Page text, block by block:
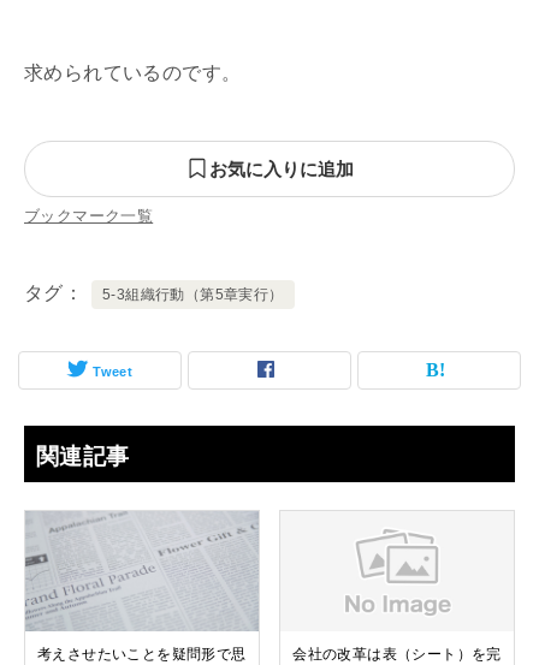
求められているのです。
お気に入りに追加
ブックマーク一覧
タグ 5-3組織行動（第5章実行）
Tweet
関連記事
考えさせたいことを疑問形で思
会社の改革は表（シート）を完